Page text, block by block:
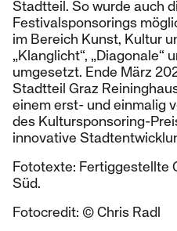
Stadtteil. So wurde auch
Festivalsponsorings
im Bereich Kunst, Kultur
„Klanglicht“, „Diagonale“
umgesetzt. Ende März
Stadtteil Graz
einem erst- und einmalig
des Kultursponsoring-
innovative
Fototexte: Fertiggestellte
Süd.
Fotocredit: © Chris Radl